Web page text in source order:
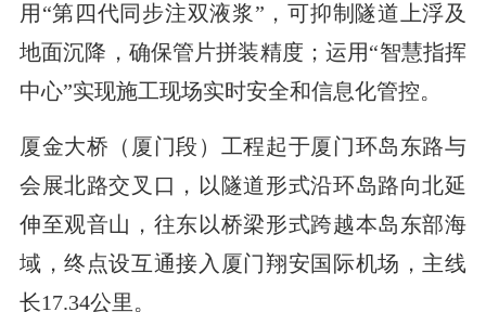
用“第四代同步注双液浆”，可抑制隧道上浮及
地面沉降，确保管片拼装精度；运用“智慧指挥
中心”实现施工现场实时安全和信息化管控。
厦金大桥（厦门段）工程起于厦门环岛东路与
会展北路交叉口，以隧道形式沿环岛路向北延
伸至观音山，往东以桥梁形式跨越本岛东部海
域，终点设互通接入厦门翔安国际机场，主线
长17.34公里。